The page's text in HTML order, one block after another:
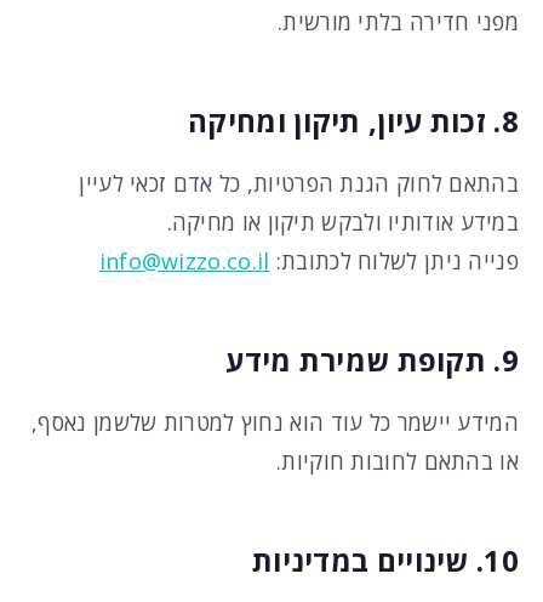
מפני חדירה בלתי מורשית.
8. זכות עיון, תיקון ומחיקה
בהתאם לחוק הגנת הפרטיות, כל אדם זכאי לעיין
במידע אודותיו ולבקש תיקון או מחיקה.
פנייה ניתן לשלוח לכתובת: info@wizzo.co.il
9. תקופת שמירת מידע
המידע יישמר כל עוד הוא נחוץ למטרות שלשמן נאסף,
או בהתאם לחובות חוקיות.
10. שינויים במדיניות